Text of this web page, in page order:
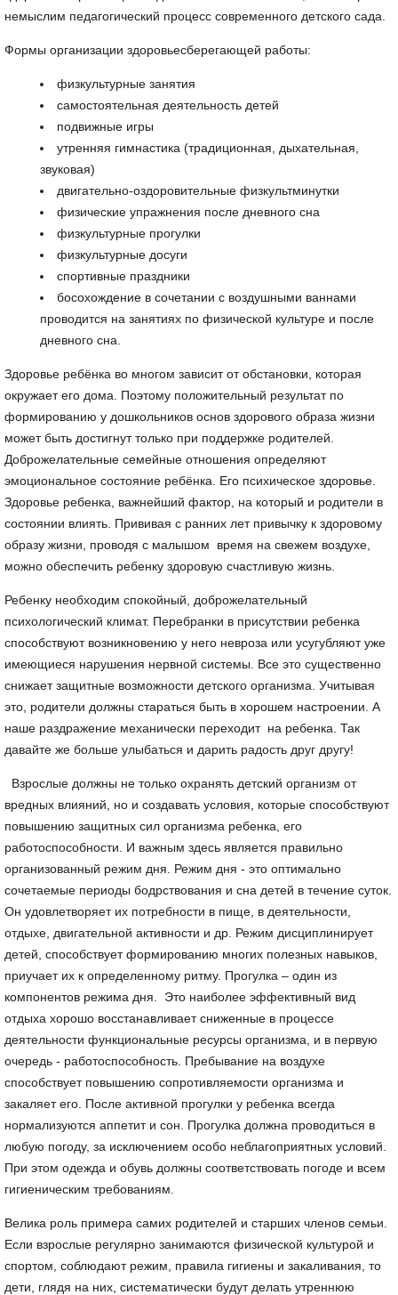
немыслим педагогический процесс современного детского сада.
Формы организации здоровьесберегающей работы:
физкультурные занятия
самостоятельная деятельность детей
подвижные игры
утренняя гимнастика (традиционная, дыхательная,
звуковая)
двигательно-оздоровительные физкультминутки
физические упражнения после дневного сна
физкультурные прогулки
физкультурные досуги
спортивные праздники
босохождение в сочетании с воздушными ваннами
проводится на занятиях по физической культуре и после
дневного сна.
Здоровье ребёнка во многом зависит от обстановки, которая
окружает его дома. Поэтому положительный результат по
формированию у дошкольников основ здорового образа жизни
может быть достигнут только при поддержке родителей.
Доброжелательные семейные отношения определяют
эмоциональное состояние ребёнка. Его психическое здоровье.
Здоровье ребенка, важнейший фактор, на который и родители в
состоянии влиять. Прививая с ранних лет привычку к здоровому
образу жизни, проводя с малышом время на свежем воздухе,
можно обеспечить ребенку здоровую счастливую жизнь.
Ребенку необходим спокойный, доброжелательный
психологический климат. Перебранки в присутствии ребенка
способствуют возникновению у него невроза или усугубляют уже
имеющиеся нарушения нервной системы. Все это существенно
снижает защитные возможности детского организма. Учитывая
это, родители должны стараться быть в хорошем настроении. А
наше раздражение механически переходит на ребенка. Так
давайте же больше улыбаться и дарить радость друг другу!
Взрослые должны не только охранять детский организм от
вредных влияний, но и создавать условия, которые способствуют
повышению защитных сил организма ребенка, его
работоспособности. И важным здесь является правильно
организованный режим дня. Режим дня - это оптимально
сочетаемые периоды бодрствования и сна детей в течение суток.
Он удовлетворяет их потребности в пище, в деятельности,
отдыхе, двигательной активности и др. Режим дисциплинирует
детей, способствует формированию многих полезных навыков,
приучает их к определенному ритму. Прогулка – один из
компонентов режима дня. Это наиболее эффективный вид
отдыха хорошо восстанавливает сниженные в процессе
деятельности функциональные ресурсы организма, и в первую
очередь - работоспособность. Пребывание на воздухе
способствует повышению сопротивляемости организма и
закаляет его. После активной прогулки у ребенка всегда
нормализуются аппетит и сон. Прогулка должна проводиться в
любую погоду, за исключением особо неблагоприятных условий.
При этом одежда и обувь должны соответствовать погоде и всем
гигиеническим требованиям.
Велика роль примера самих родителей и старших членов семьи.
Если взрослые регулярно занимаются физической культурой и
спортом, соблюдают режим, правила гигиены и закаливания, то
дети, глядя на них, систематически будут делать утреннюю